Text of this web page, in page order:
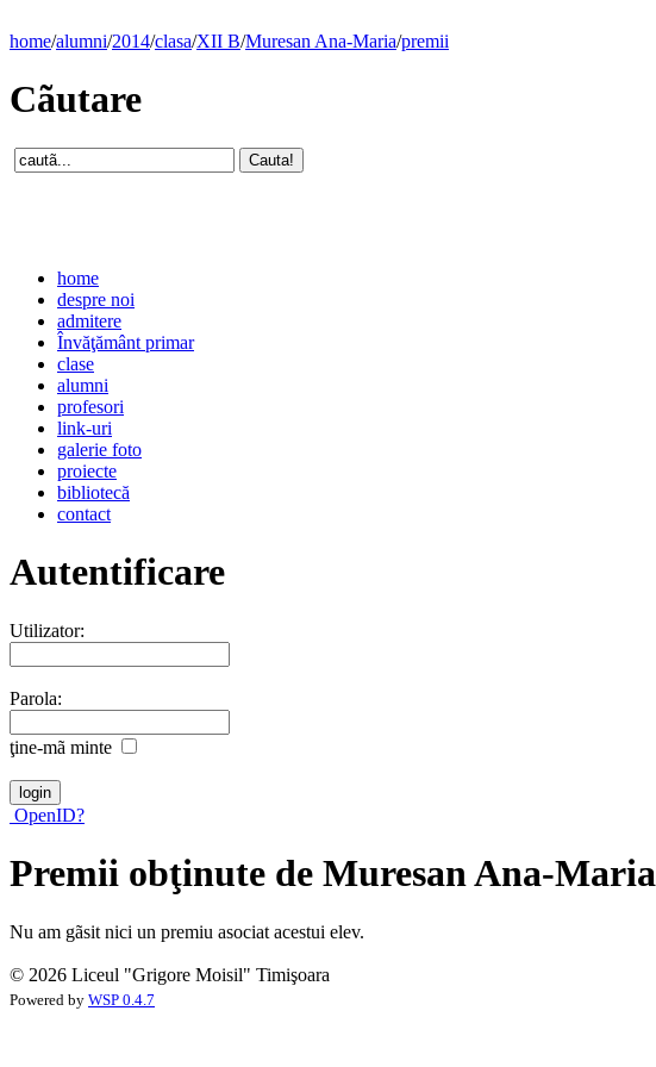
home/alumni/2014/clasa/XII B/Muresan Ana-Maria/premii
Cãutare
home
despre noi
admitere
Învăţământ primar
clase
alumni
profesori
link-uri
galerie foto
proiecte
bibliotecă
contact
Autentificare
Utilizator:
Parola:
ţine-mã minte
OpenID?
Premii obţinute de Muresan Ana-Maria
Nu am gãsit nici un premiu asociat acestui elev.
© 2026 Liceul "Grigore Moisil" Timişoara
Powered by WSP 0.4.7